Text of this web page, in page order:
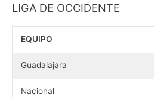
LIGA DE OCCIDENTE
EQUIPO
Guadalajara
Nacional